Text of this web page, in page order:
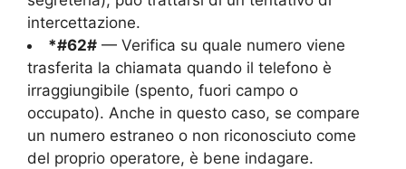
intercettazione.
*#62# — Verifica su quale numero viene
trasferita la chiamata quando il telefono è
irraggiungibile (spento, fuori campo o
occupato). Anche in questo caso, se compare
un numero estraneo o non riconosciuto come
del proprio operatore, è bene indagare.